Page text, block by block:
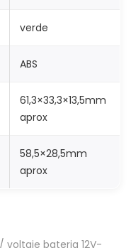
verde
ABS
61,3×33,3×13,5mm
aprox
58,5×28,5mm
aprox
voltaje bateria 12V-